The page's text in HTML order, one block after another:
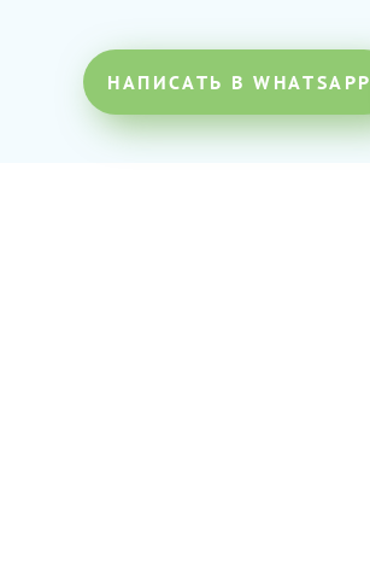
НАПИСАТЬ В WHATSAPP